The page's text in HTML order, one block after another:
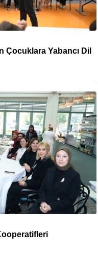
Çocuklara Yabancı Dil